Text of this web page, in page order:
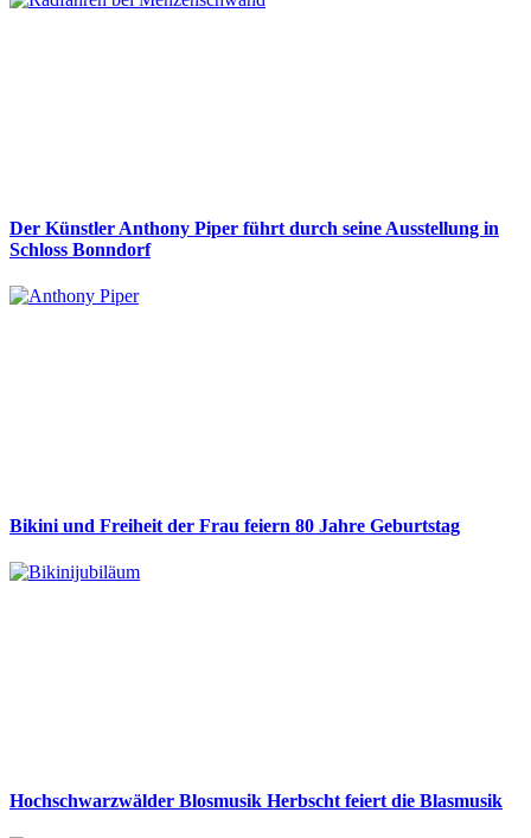
Der Künstler Anthony Piper führt durch seine Ausstellung in
Schloss Bonndorf
Bikini und Freiheit der Frau feiern 80 Jahre Geburtstag
Hochschwarzwälder Blosmusik Herbscht feiert die Blasmusik